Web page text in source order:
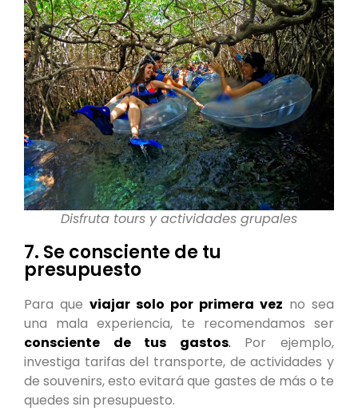
Disfruta tours y actividades grupales
7. Se consciente de tu
presupuesto
Para que viajar solo por primera vez no sea
una mala experiencia, te recomendamos ser
consciente de tus gastos. Por ejemplo,
investiga tarifas del transporte, de actividades y
de souvenirs, esto evitará que gastes de más o te
quedes sin presupuesto.